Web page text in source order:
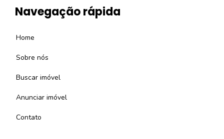
Navegação rápida
Home
Sobre nós
Buscar imóvel
Anunciar imóvel
Contato